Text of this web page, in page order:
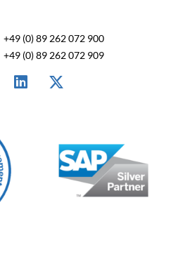
+49 (0) 89 262 072 900
+49 (0) 89 262 072 909